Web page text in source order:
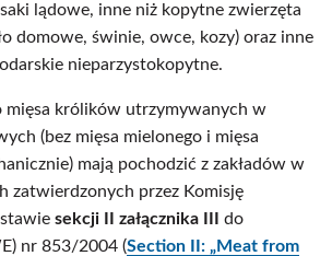
lądowe, inne niż kopytne zwierzęta
domowe, świnie, owce, kozy) oraz inne
nieparzystokopytne.
mięsa królików utrzymywanych w
(bez mięsa mielonego i mięsa
mają pochodzić z zakładów w
zatwierdzonych przez Komisję
sekcji II załącznika III
do
nr 853/2004 (Section II: „Meat from